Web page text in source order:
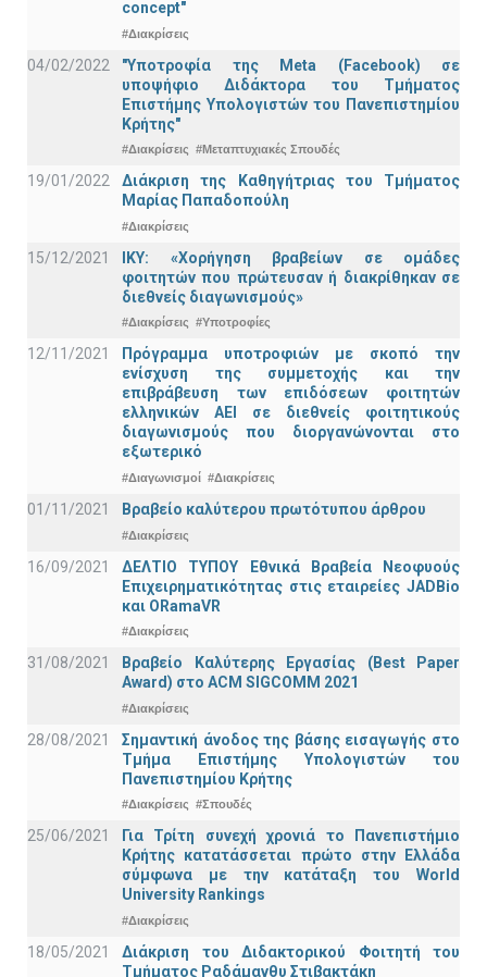
concept"
#Διακρίσεις
04/02/2022
"Υποτροφία της Meta (Facebook) σε
υποψήφιο Διδάκτορα του Τμήματος
Επιστήμης Υπολογιστών του Πανεπιστημίου
Κρήτης"
#Διακρίσεις #Μεταπτυχιακές Σπουδές
19/01/2022
Διάκριση της Καθηγήτριας του Τμήματος
Μαρίας Παπαδοπούλη
#Διακρίσεις
15/12/2021
IKY: «Χορήγηση βραβείων σε ομάδες
φοιτητών που πρώτευσαν ή διακρίθηκαν σε
διεθνείς διαγωνισμούς»
#Διακρίσεις #Υποτροφίες
12/11/2021
Πρόγραμμα υποτροφιών με σκοπό την
ενίσχυση της συμμετοχής και την
επιβράβευση των επιδόσεων φοιτητών
ελληνικών ΑΕΙ σε διεθνείς φοιτητικούς
διαγωνισμούς που διοργανώνονται στο
εξωτερικό
#Διαγωνισμοί #Διακρίσεις
01/11/2021 Bραβείο καλύτερου πρωτότυπου άρθρου
#Διακρίσεις
16/09/2021
ΔΕΛΤΙΟ ΤΥΠΟΥ Εθνικά Βραβεία Νεοφυούς
Επιχειρηματικότητας στις εταιρείες JADBio
και ORamaVR
#Διακρίσεις
31/08/2021
Βραβείο Καλύτερης Εργασίας (Best Paper
Award) στο ACM SIGCOMM 2021
#Διακρίσεις
28/08/2021
Σημαντική άνοδος της βάσης εισαγωγής στο
Τμήμα Επιστήμης Υπολογιστών του
Πανεπιστημίου Κρήτης
#Διακρίσεις #Σπουδές
25/06/2021
Για Τρίτη συνεχή χρονιά το Πανεπιστήμιο
Κρήτης κατατάσσεται πρώτο στην Ελλάδα
σύμφωνα με την κατάταξη του World
University Rankings
#Διακρίσεις
18/05/2021
Διάκριση του Διδακτορικού Φοιτητή του
Τμήματος Ραδάμανθυ Στιβακτάκη